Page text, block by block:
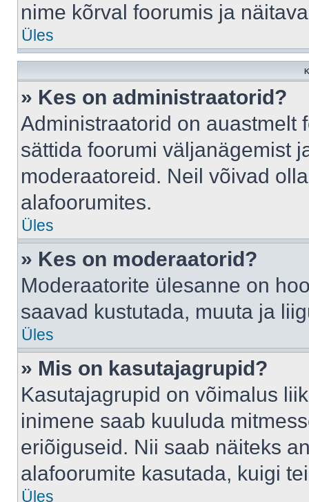
nime kõrval foorumis ja
Üles
» Kes on administraatorid?
Administraatorid on auastmelt
sättida foorumi väljanägemist
moderaatoreid. Neil võivad
alafoorumites.
Üles
» Kes on moderaatorid?
Moderaatorite ülesanne on
saavad kustutada, muuta ja
Üles
» Mis on kasutajagrupid?
Kasutajagrupid on võimalus
inimene saab kuuluda
eriõiguseid. Nii saab näiteks
alafoorumite kasutada, kuigi
Üles